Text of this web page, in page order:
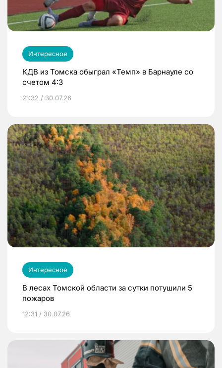
Интересное
КДВ из Томска обыграл «Темп» в Барнауле со
счетом 4:3
21:32 / 30.07.26
Интересное
В лесах Томской области за сутки потушили 5
пожаров
12:31 / 30.07.26